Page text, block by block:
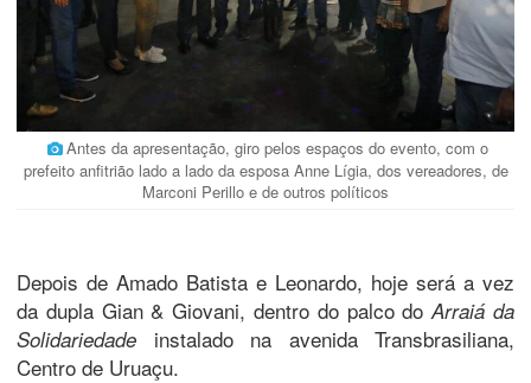
Antes da apresentação, giro pelos espaços do evento, com o
prefeito anfitrião lado a lado da esposa Anne Lígia, dos vereadores, de
Marconi Perillo e de outros políticos
Depois de Amado Batista e Leonardo, hoje será a vez
da dupla Gian & Giovani, dentro do palco doArraiá da
Solidariedade instalado na avenida Transbrasiliana,
Centro de Uruaçu.